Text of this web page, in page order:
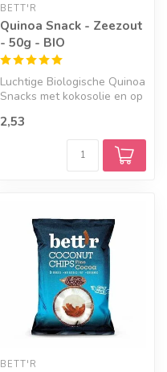
BETT'R
Quinoa Snack - Zeezout
- 50g - BIO
Luchtige Biologische Quinoa
Snacks met kokosolie en op
zeezou...
2,53
BETT'R